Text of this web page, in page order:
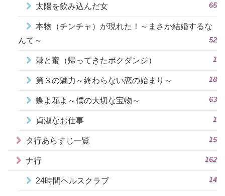
太陽を飲み込んだ女 65
本物（チンチャ）が現れた！～まさか結婚するな
んて～
52
棘と蜜（帰ってきたポクダンジ） 1
第３の魅力～終わらない恋の始まり～ 18
蝶よ花よ～僕の大切な宝物～ 63
貞淑なお仕事 1
タ行あらすじ一覧 15
ナ行 162
24時間ヘルスクラブ 14